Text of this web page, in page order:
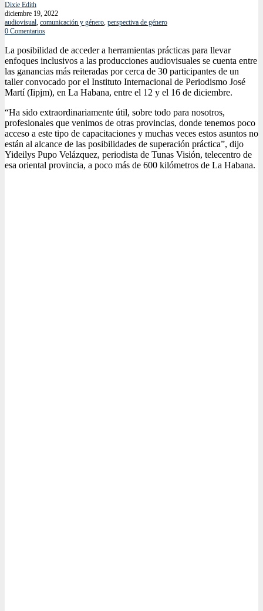
Dixie Edith
diciembre 19, 2022
audiovisual, comunicación y género, perspectiva de género
0 Comentarios
La posibilidad de acceder a herramientas prácticas para llevar
enfoques inclusivos a las producciones audiovisuales se cuenta entre
las ganancias más reiteradas por cerca de 30 participantes de un
taller convocado por el Instituto Internacional de Periodismo José
Martí (Iipjm), en La Habana, entre el 12 y el 16 de diciembre.
“Ha sido extraordinariamente útil, sobre todo para nosotros,
profesionales que venimos de otras provincias, donde tenemos poco
acceso a este tipo de capacitaciones y muchas veces estos asuntos no
están al alcance de las posibilidades de superación práctica”, dijo
Yideilys Pupo Velázquez, periodista de Tunas Visión, telecentro de
esa oriental provincia, a poco más de 600 kilómetros de La Habana.